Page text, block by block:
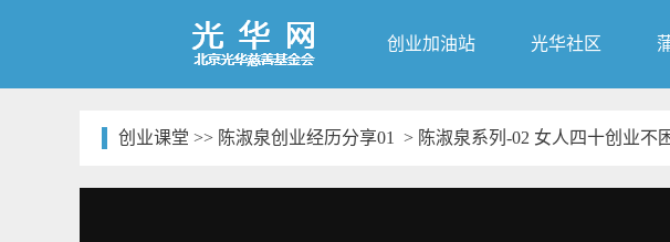
创业加油站 光华社区
创业课堂 >> 陈淑泉创业经历分享01 > 陈淑泉系列-02 女人四十创业不